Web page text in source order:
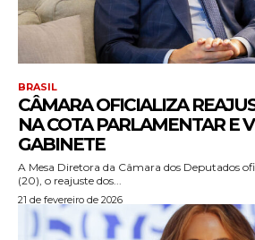
BRASIL
CÂMARA OFICIALIZA
NA COTA PARLAMENTAR E
GABINETE
A Mesa Diretora da Câmara dos Deputados
(20), o reajuste dos...
21 de fevereiro de 2026